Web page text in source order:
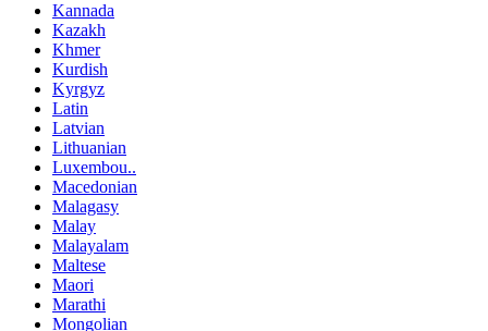
Kannada
Kazakh
Khmer
Kurdish
Kyrgyz
Latin
Latvian
Lithuanian
Luxembou..
Macedonian
Malagasy
Malay
Malayalam
Maltese
Maori
Marathi
Mongolian